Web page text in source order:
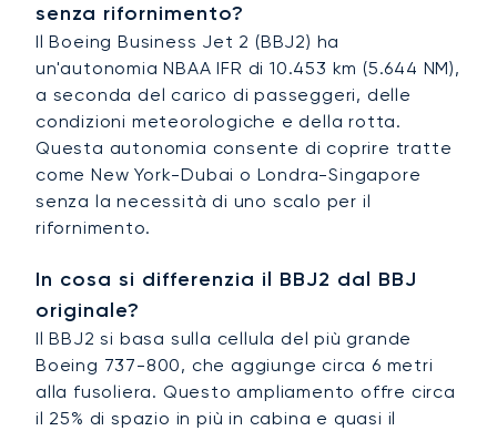
senza rifornimento?
Il Boeing Business Jet 2 (BBJ2) ha
un'autonomia NBAA IFR di 10.453 km (5.644 NM),
a seconda del carico di passeggeri, delle
condizioni meteorologiche e della rotta.
Questa autonomia consente di coprire tratte
come New York-Dubai o Londra-Singapore
senza la necessità di uno scalo per il
rifornimento.
In cosa si differenzia il BBJ2 dal BBJ
originale?
Il BBJ2 si basa sulla cellula del più grande
Boeing 737-800, che aggiunge circa 6 metri
alla fusoliera. Questo ampliamento offre circa
il 25% di spazio in più in cabina e quasi il